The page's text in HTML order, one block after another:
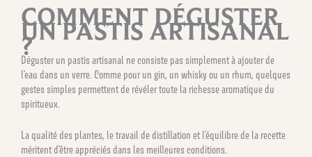
COMMENT DÉGUSTER
UN PASTIS ARTISANAL
?
Déguster un pastis artisanal ne consiste pas simplement à ajouter de
l’eau dans un verre. Comme pour un gin, un whisky ou un rhum, quelques
gestes simples permettent de révéler toute la richesse aromatique du
spiritueux.
La qualité des plantes, le travail de distillation et l’équilibre de la recette
méritent d’être appréciés dans les meilleures conditions.